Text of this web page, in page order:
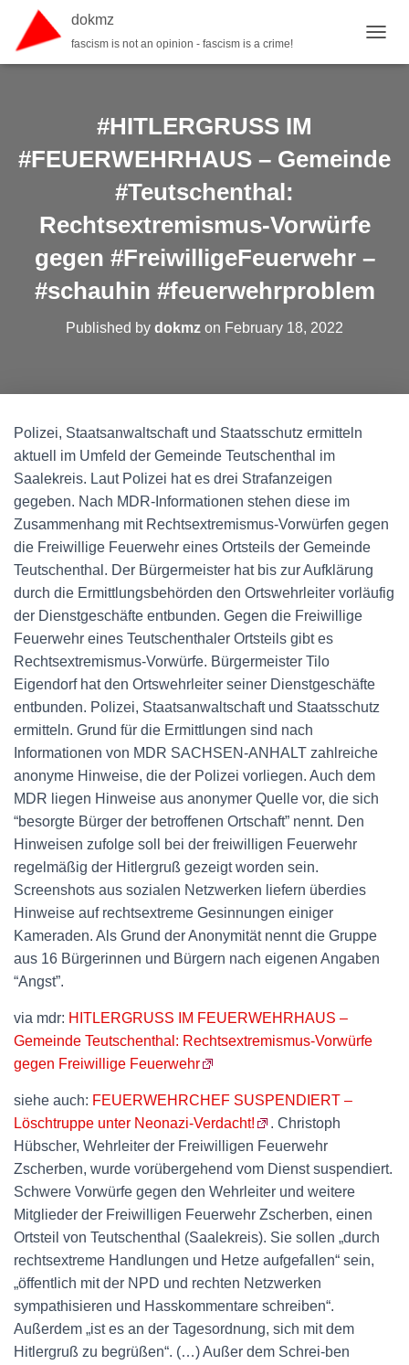
dokmz
fascism is not an opinion - fascism is a crime!
#HITLERGRUSS IM
#FEUERWEHRHAUS – Gemeinde
#Teutschenthal:
Rechtsextremismus-Vorwürfe
gegen #FreiwilligeFeuerwehr –
#schauhin #feuerwehrproblem
Published by dokmz on February 18, 2022
Polizei, Staatsanwaltschaft und Staatsschutz ermitteln
aktuell im Umfeld der Gemeinde Teutschenthal im
Saalekreis. Laut Polizei hat es drei Strafanzeigen
gegeben. Nach MDR-Informationen stehen diese im
Zusammenhang mit Rechtsextremismus-Vorwürfen gegen
die Freiwillige Feuerwehr eines Ortsteils der Gemeinde
Teutschenthal. Der Bürgermeister hat bis zur Aufklärung
durch die Ermittlungsbehörden den Ortswehrleiter vorläufig
der Dienstgeschäfte entbunden. Gegen die Freiwillige
Feuerwehr eines Teutschenthaler Ortsteils gibt es
Rechtsextremismus-Vorwürfe. Bürgermeister Tilo
Eigendorf hat den Ortswehrleiter seiner Dienstgeschäfte
entbunden. Polizei, Staatsanwaltschaft und Staatsschutz
ermitteln. Grund für die Ermittlungen sind nach
Informationen von MDR SACHSEN-ANHALT zahlreiche
anonyme Hinweise, die der Polizei vorliegen. Auch dem
MDR liegen Hinweise aus anonymer Quelle vor, die sich
“besorgte Bürger der betroffenen Ortschaft” nennt. Den
Hinweisen zufolge soll bei der freiwilligen Feuerwehr
regelmäßig der Hitlergruß gezeigt worden sein.
Screenshots aus sozialen Netzwerken liefern überdies
Hinweise auf rechtsextreme Gesinnungen einiger
Kameraden. Als Grund der Anonymität nennt die Gruppe
aus 16 Bürgerinnen und Bürgern nach eigenen Angaben
“Angst”.
via mdr: HITLERGRUSS IM FEUERWEHRHAUS –
Gemeinde Teutschenthal: Rechtsextremismus-Vorwürfe
gegen Freiwillige Feuerwehr
siehe auch: FEUERWEHRCHEF SUSPENDIERT –
Löschtruppe unter Neonazi-Verdacht!
. Christoph
Hübscher, Wehrleiter der Freiwilligen Feuerwehr
Zscherben, wurde vorübergehend vom Dienst suspendiert.
Schwere Vorwürfe gegen den Wehrleiter und weitere
Mitglieder der Freiwilligen Feuerwehr Zscherben, einen
Ortsteil von Teutschenthal (Saalekreis). Sie sollen „durch
rechtsextreme Handlungen und Hetze aufgefallen“ sein,
„öffentlich mit der NPD und rechten Netzwerken
sympathisieren und Hasskommentare schreiben“.
Außerdem „ist es an der Tagesordnung, sich mit dem
Hitlergruß zu begrüßen“. (…) Außer dem Schrei-ben